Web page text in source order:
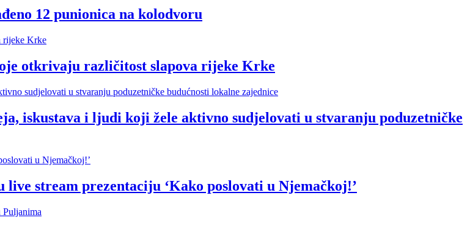
12 punionica na kolodvoru
otkrivaju različitost slapova rijeke Krke
iskustava i ljudi koji žele aktivno sudjelovati u stvaranju poduzetničke
stream prezentaciju ‘Kako poslovati u Njemačkoj!’